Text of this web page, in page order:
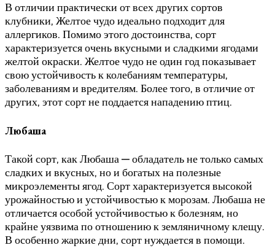
В отличии практически от всех других сортов
клубники, Желтое чудо идеально подходит для
аллергиков. Помимо этого достоинства, сорт
характеризуется очень вкусными и сладкими ягодами
желтой окраски. Желтое чудо не один год показывает
свою устойчивость к колебаниям температуры,
заболеваниям и вредителям. Более того, в отличие от
других, этот сорт не поддается нападению птиц.
Любаша
Такой сорт, как Любаша — обладатель не только самых
сладких и вкусных, но и богатых на полезные
микроэлементы ягод. Сорт характеризуется высокой
урожайностью и устойчивостью к морозам. Любаша не
отличается особой устойчивостью к болезням, но
крайне уязвима по отношению к земляничному клещу.
В особенно жаркие дни, сорт нуждается в помощи.